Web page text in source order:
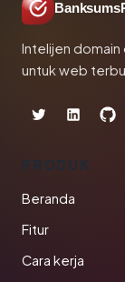
Intelijen
untuk web
PRODUK
Beranda
Fitur
Cara kerja